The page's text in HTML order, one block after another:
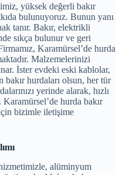
yüksek değerli bakır
bulunuyoruz. Bunun yanı
tanır. Bakır, elektrikli
sıkça bulunur ve geri
Karamürsel’de hurda
Malzemelerinizi
İster evdeki eski kablolar,
hurdaları olsun, her tür
yerinde alarak, hızlı
hurda bakır
bizimle iletişime
alüminyum